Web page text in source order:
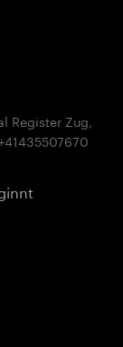
Register Zug,